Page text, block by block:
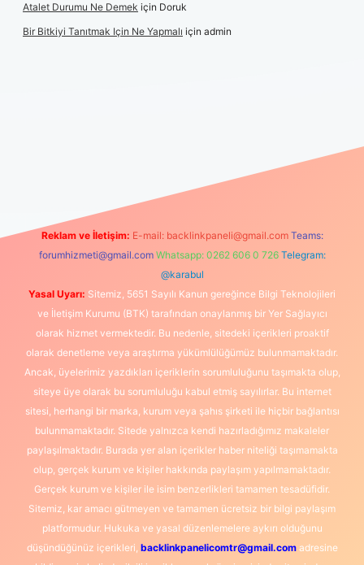
Atalet Durumu Ne Demek için Doruk
Bir Bitkiyi Tanıtmak Için Ne Yapmalı için admin
Reklam ve İletişim: E-mail: backlinkpaneli@gmail.com Teams:
forumhizmeti@gmail.com Whatsapp: 0262 606 0 726 Telegram:
@karabul
Yasal Uyarı: Sitemiz, 5651 Sayılı Kanun gereğince Bilgi Teknolojileri
ve İletişim Kurumu (BTK) tarafından onaylanmış bir Yer Sağlayıcı
olarak hizmet vermektedir. Bu nedenle, sitedeki içerikleri proaktif
olarak denetleme veya araştırma yükümlülüğümüz bulunmamaktadır.
Ancak, üyelerimiz yazdıkları içeriklerin sorumluluğunu taşımakta olup,
siteye üye olarak bu sorumluluğu kabul etmiş sayılırlar. Bu internet
sitesi, herhangi bir marka, kurum veya şahıs şirketi ile hiçbir bağlantısı
bulunmamaktadır. Sitede yalnızca kendi hazırladığımız makaleler
paylaşılmaktadır. Burada yer alan içerikler haber niteliği taşımamakta
olup, gerçek kurum ve kişiler hakkında paylaşım yapılmamaktadır.
Gerçek kurum ve kişiler ile isim benzerlikleri tamamen tesadüfidir.
Sitemiz, kar amacı gütmeyen ve tamamen ücretsiz bir bilgi paylaşım
platformudur. Hukuka ve yasal düzenlemelere aykırı olduğunu
düşündüğünüz içerikleri, backlinkpanelicomtr@gmail.comadresine